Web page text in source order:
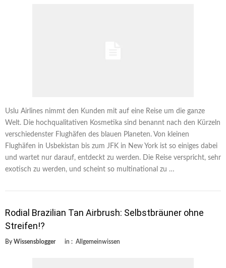
Uslu Airlines nimmt den Kunden mit auf eine Reise um die ganze
Welt. Die hochqualitativen Kosmetika sind benannt nach den Kürzeln
verschiedenster Flughäfen des blauen Planeten. Von kleinen
Flughäfen in Usbekistan bis zum JFK in New York ist so einiges dabei
und wartet nur darauf, entdeckt zu werden. Die Reise verspricht, sehr
exotisch zu werden, und scheint so multinational zu …
Rodial Brazilian Tan Airbrush: Selbstbräuner ohne
Streifen!?
By Wissensblogger in : Allgemeinwissen